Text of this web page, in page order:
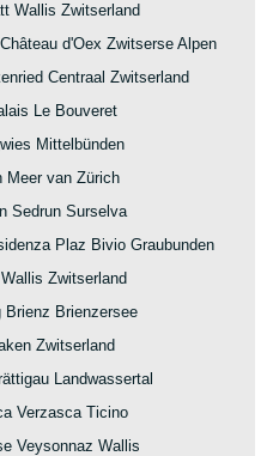
Wallis Zwitserland
d'Oex Zwitserse Alpen
Centraal Zwitserland
Le Bouveret
Mittelbünden
Meer van Zürich
Sedrun Surselva
Plaz Bivio Graubunden
Zwitserland
Brienz Brienzersee
Zwitserland
Landwassertal
Verzasca Ticino
Veysonnaz Wallis